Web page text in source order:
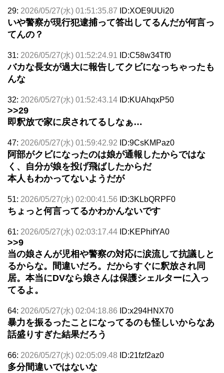
29: 2026/05/27(水) 01:51:35.87 ID:XOE9UUi20
いや警察が現行犯逮捕って答出してるんだが何言っ
てんの？
31: 2026/05/27(水) 01:52:24.91 ID:C58w34Tf0
バカな長女が過大に報告してクビになっちゃったも
んな
32: 2026/05/27(水) 01:52:43.14 ID:KUAhqxP50
>>29
即釈放で家に戻されてるしなぁ…
47: 2026/05/27(水) 01:59:42.92 ID:9CsKMPaz0
阿部がクビになったのは娘が通報したからではな
く、自分が娘を投げ飛ばしたからだ
本人もわかってないようだが
51: 2026/05/27(水) 02:00:41.56 ID:3KLbQRPF0
ちょっと何言ってるかわかんないです
61: 2026/05/27(水) 02:03:17.44 ID:KEPhifYA0
>>9
当の娘さんが児相や警察の対応に涙流して抗議しと
るからな。間違いだろ。だからすぐに釈放され同
居。本当にDVなら娘さんは保護シェルターに入っ
てるよ。
64: 2026/05/27(水) 02:04:18.86 ID:x294HNX70
暴力を振るったことになってるのも怪しいからなあ
話盛りすぎた結果だろう
66: 2026/05/27(水) 02:05:09.48 ID:21fzf2az0
多分間違いではないな